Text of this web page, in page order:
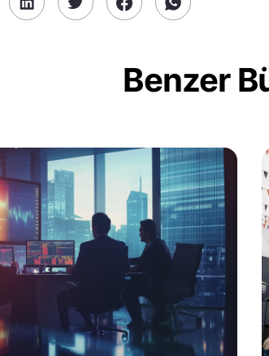
Benzer